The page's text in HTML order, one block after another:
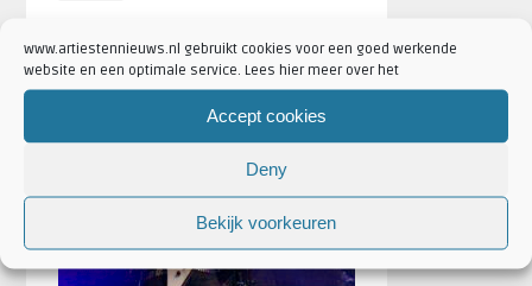
www.artiestennieuws.nl gebruikt cookies voor een goed werkende
website en een optimale service. Lees hier meer over het
Accept cookies
Deny
Bekijk voorkeuren